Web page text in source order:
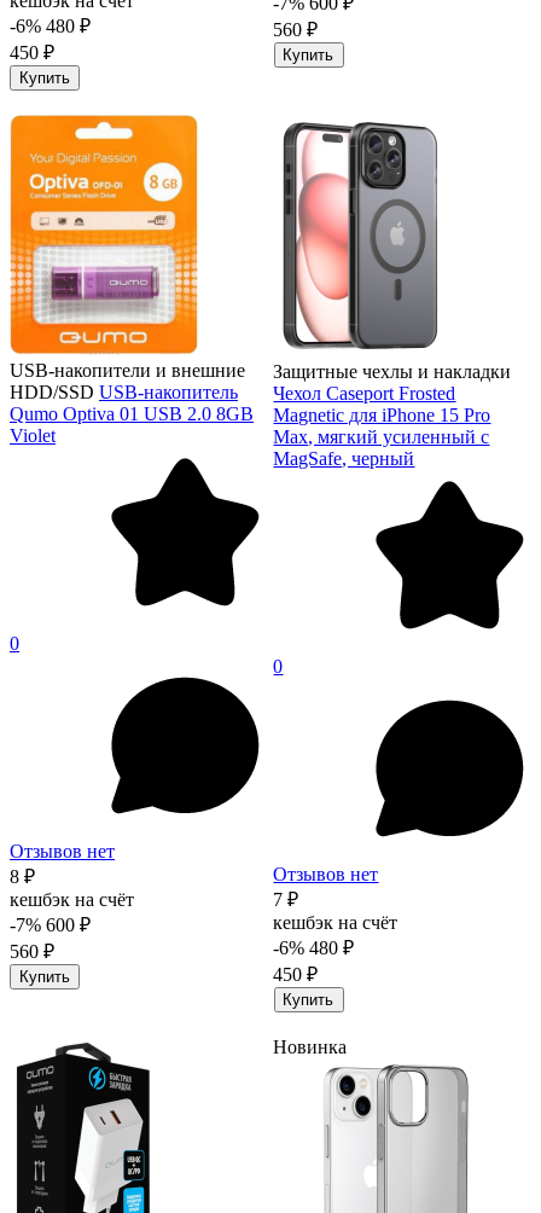
-6% 480 ₽
450 ₽
Купить
560 ₽
Купить
USB-накопители и внешние
HDD/SSD USB-накопитель
Qumo Optiva 01 USB 2.0 8GB
Violet
0
Отзывов нет
8 ₽
кешбэк на счёт
-7% 600 ₽
560 ₽
Купить
Защитные чехлы и накладки
Чехол Caseport Frosted
Magnetic для iPhone 15 Pro
Max, мягкий усиленный с
MagSafe, черный
0
Отзывов нет
7 ₽
кешбэк на счёт
-6% 480 ₽
450 ₽
Купить
Новинка